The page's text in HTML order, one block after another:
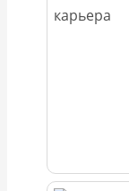
карьера